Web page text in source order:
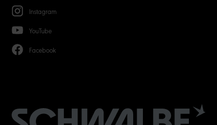
Instagram
YouTube
Facebook